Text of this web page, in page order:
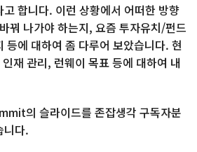
합니다. 이런 상황에서 어떠한 방향
꿔 나가야 하는지, 요즘 투자유치/펀드
등에 대하여 좀 다루어 보았습니다. 현
재 관리, 런웨이 목표 등에 대하여 내
의 슬라이드를 존잡생각 구독자분
니다.